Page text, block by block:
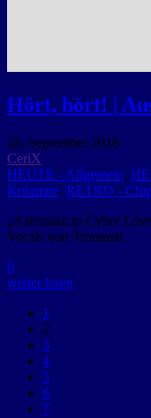
Hört, hört! |
28. September 2018
CeriX
HEUTE - Allgemein,
Kolumne, RETRO -
„Astronaut in Cyber
Vocals von Tronimal.
0
weiter lesen
1
2
3
4
5
6
7